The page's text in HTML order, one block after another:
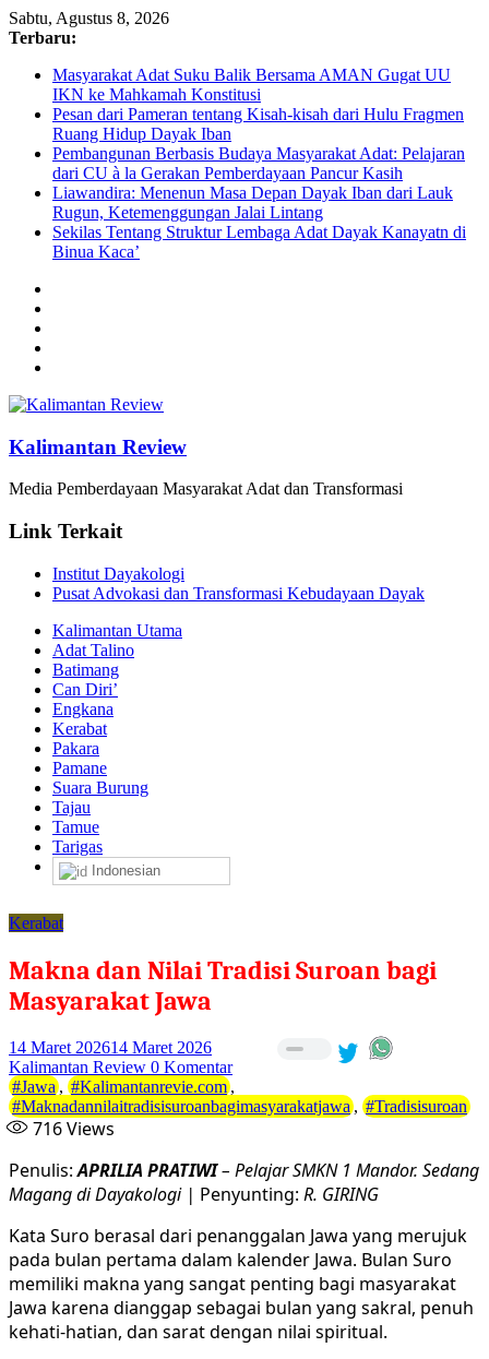
Sabtu, Agustus 8, 2026
Terbaru:
Masyarakat Adat Suku Balik Bersama AMAN Gugat UU
IKN ke Mahkamah Konstitusi
Pesan dari Pameran tentang Kisah-kisah dari Hulu Fragmen
Ruang Hidup Dayak Iban
Pembangunan Berbasis Budaya Masyarakat Adat: Pelajaran
dari CU à la Gerakan Pemberdayaan Pancur Kasih
Liawandira: Menenun Masa Depan Dayak Iban dari Lauk
Rugun, Ketemenggungan Jalai Lintang
Sekilas Tentang Struktur Lembaga Adat Dayak Kanayatn di
Binua Kaca’
Kalimantan Review
Media Pemberdayaan Masyarakat Adat dan Transformasi
Link Terkait
Institut Dayakologi
Pusat Advokasi dan Transformasi Kebudayaan Dayak
Kalimantan Utama
Adat Talino
Batimang
Can Diri’
Engkana
Kerabat
Pakara
Pamane
Suara Burung
Tajau
Tamue
Tarigas
Indonesian
Kerabat
Makna dan Nilai Tradisi Suroan bagi
Masyarakat Jawa
14 Maret 202614 Maret 2026
Kalimantan Review 0 Komentar
#Jawa , #Kalimantanrevie.com ,
#Maknadannilaitradisisuroanbagimasyarakatjawa , #Tradisisuroan
716Views
Penulis:APRILIA PRATIWI– Pelajar SMKN 1 Mandor. Sedang
Magang di Dayakologi | Penyunting: R. GIRING
Kata Suro berasal dari penanggalan Jawa yang merujuk
pada bulan pertama dalam kalender Jawa. Bulan Suro
memiliki makna yang sangat penting bagi masyarakat
Jawa karena dianggap sebagai bulan yang sakral, penuh
kehati-hatian, dan sarat dengan nilai spiritual.